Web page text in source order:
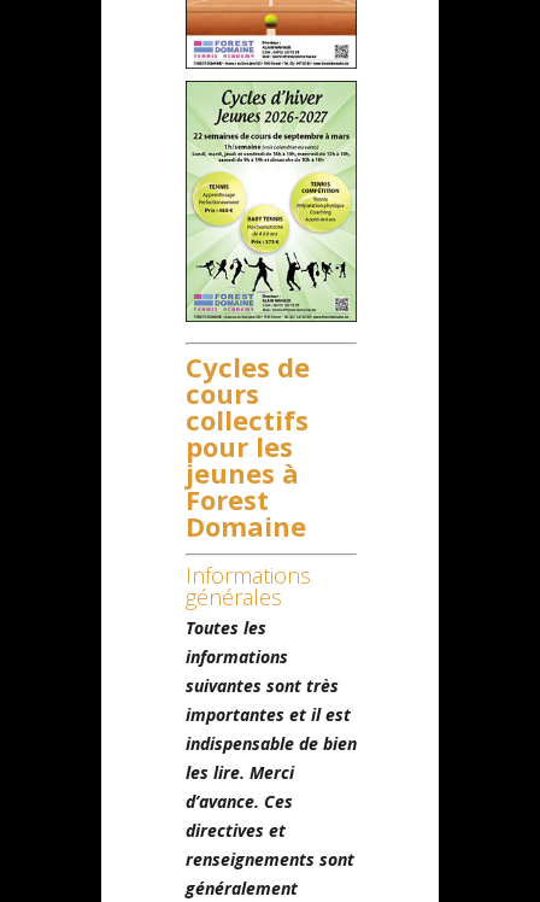
Cycles de
cours
collectifs
pour les
jeunes à
Forest
Domaine
Informations
générales
Toutes les
informations
suivantes sont très
importantes et il est
indispensable de bien
les lire. Merci
d’avance. Ces
directives et
renseignements sont
généralement